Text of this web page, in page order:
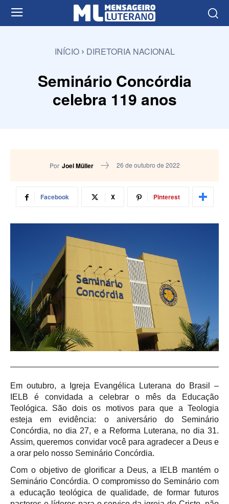
INÍCIO DIRETORIA NACIONAL
Seminário Concórdia
celebra 119 anos
Por Joel Müller 26 de outubro de 2022
Facebook X Pinterest
Em outubro, a Igreja Evangélica Luterana do Brasil –
IELB é convidada a celebrar o mês da Educação
Teológica. São dois os motivos para que a Teologia
esteja em evidência: o aniversário do Seminário
Concórdia, no dia 27, e a Reforma Luterana, no dia 31.
Assim, queremos convidar você para agradecer a Deus e
a orar pelo nosso Seminário Concórdia.
Com o objetivo de glorificar a Deus, a IELB mantém o
Seminário Concórdia. O compromisso do Seminário com
a educação teológica de qualidade, de formar futuros